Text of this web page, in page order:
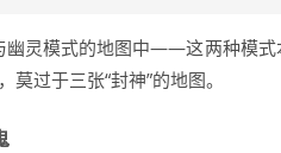
幽灵模式的地图中——这两种模式
过于三张“封神”的地图。